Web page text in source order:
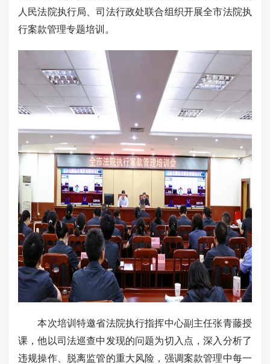
人民法院执行局、司法行政处联合组织开展全市法院执
行案款管理专题培训。
本次培训特邀省法院执行指挥中心副主任张青藤授
课，他以司法巡查中发现的问题为切入点，深入分析了
违规操作、脱离监管的重大风险，强调案款管理中每一